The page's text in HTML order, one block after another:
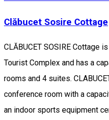
Clăbucet Sosire Cottage
CLĂBUCET SOSIRE Cottage
Tourist Complex and has a
rooms and 4 suites.
conference room with a
an indoor sports equipment